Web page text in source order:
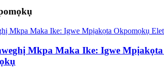
Mkpa Maka Ike: Igwe